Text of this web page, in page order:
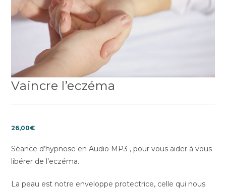
Vaincre l’eczéma
26,00€
Séance d’hypnose en Audio MP3 , pour vous aider à vous
libérer de l’eczéma.
La peau est notre enveloppe protectrice, celle qui nous